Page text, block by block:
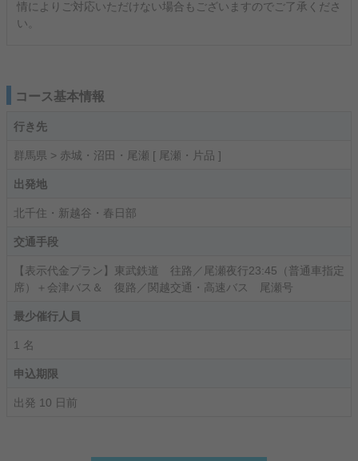
情によりご対応いただけない場合もございますのでご了承くださ
い。
コース基本情報
行き先
群馬県 > 赤城・沼田・尾瀬 [ 尾瀬・片品 ]
出発地
北千住・新越谷・春日部
交通手段
【表示代金プラン】東武鉄道 往路／尾瀬夜行23:45（普通車指定
席）＋会津バス＆ 復路／関越交通・高速バス 尾瀬号
最少催行人員
1 名
申込期限
出発 10 日前